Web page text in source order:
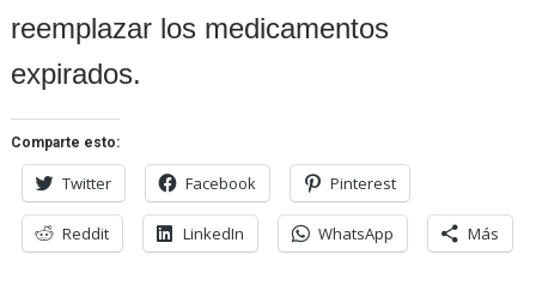
reemplazar los medicamentos
expirados.
Comparte esto:
Twitter Facebook Pinterest
Reddit LinkedIn WhatsApp Más